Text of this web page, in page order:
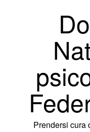
Prendersi cura